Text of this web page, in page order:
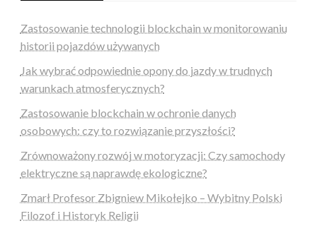
Zastosowanie technologii blockchain w monitorowaniu
historii pojazdów używanych
Jak wybrać odpowiednie opony do jazdy w trudnych
warunkach atmosferycznych?
Zastosowanie blockchain w ochronie danych
osobowych: czy to rozwiązanie przyszłości?
Zrównoważony rozwój w motoryzacji: Czy samochody
elektryczne są naprawdę ekologiczne?
Zmarł Profesor Zbigniew Mikołejko – Wybitny Polski
Filozof i Historyk Religii